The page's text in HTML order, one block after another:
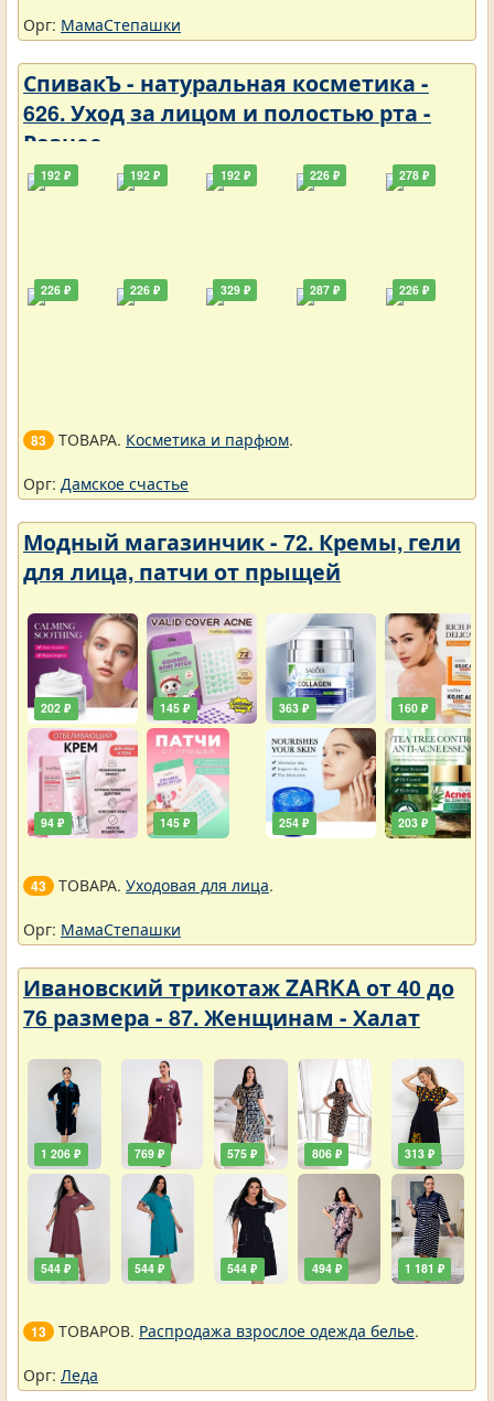
Орг: МамаСтепашки
СпивакЪ - натуральная косметика -
626. Уход за лицом и полостью рта -
Разное
192 ₽
226 ₽
192 ₽
226 ₽
192 ₽
329 ₽
226 ₽
287 ₽
278 ₽
226 ₽
83 ТОВАРА. Косметика и парфюм.
Орг: Дамское счастье
Модный магазинчик - 72. Кремы, гели
для лица, патчи от прыщей
202 ₽
94 ₽
145 ₽
145 ₽
363 ₽
254 ₽
160 ₽
203 ₽
43 ТОВАРА. Уходовая для лица.
Орг: МамаСтепашки
Ивановский трикотаж ZARKA от 40 до
76 размера - 87. Женщинам - Халат
1 206 ₽
544 ₽
769 ₽
544 ₽
575 ₽
544 ₽
806 ₽
494 ₽
313 ₽
1 181 ₽
13 ТОВАРОВ. Распродажа взрослое одежда белье.
Орг: Леда